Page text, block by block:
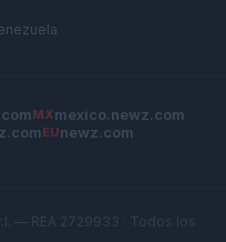
MXmexico.newz.com
EUnewz.com
— REA 2729933 · Todos los